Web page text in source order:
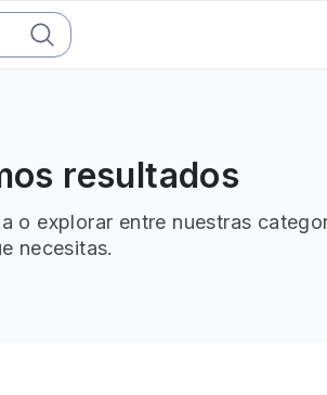
resultados
o explorar entre nuestras
necesitas.